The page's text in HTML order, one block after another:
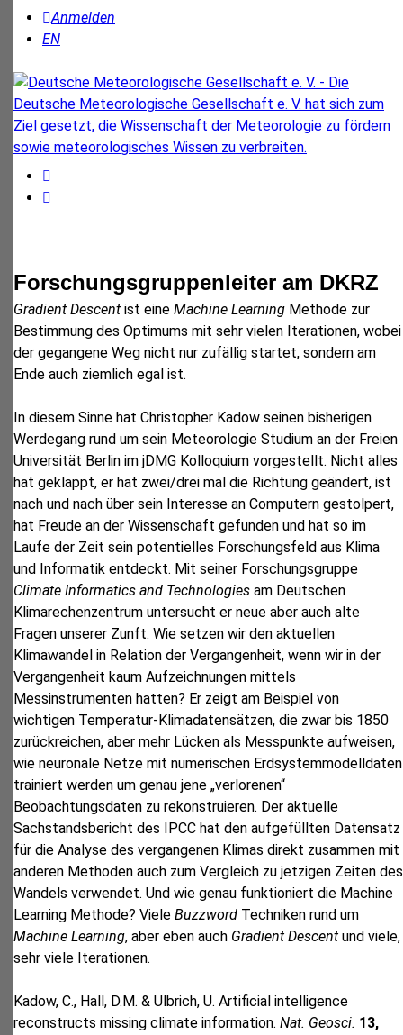
Anmelden
EN
Forschungsgruppenleiter am DKRZ
Gradient Descent ist eine Machine Learning Methode zur
Bestimmung des Optimums mit sehr vielen Iterationen, wobei
der gegangene Weg nicht nur zufällig startet, sondern am
Ende auch ziemlich egal ist.
In diesem Sinne hat Christopher Kadow seinen bisherigen
Werdegang rund um sein Meteorologie Studium an der Freien
Universität Berlin im jDMG Kolloquium vorgestellt. Nicht alles
hat geklappt, er hat zwei/drei mal die Richtung geändert, ist
nach und nach über sein Interesse an Computern gestolpert,
hat Freude an der Wissenschaft gefunden und hat so im
Laufe der Zeit sein potentielles Forschungsfeld aus Klima
und Informatik entdeckt. Mit seiner Forschungsgruppe
Climate Informatics and Technologies am Deutschen
Klimarechenzentrum untersucht er neue aber auch alte
Fragen unserer Zunft. Wie setzen wir den aktuellen
Klimawandel in Relation der Vergangenheit, wenn wir in der
Vergangenheit kaum Aufzeichnungen mittels
Messinstrumenten hatten? Er zeigt am Beispiel von
wichtigen Temperatur-Klimadatensätzen, die zwar bis 1850
zurückreichen, aber mehr Lücken als Messpunkte aufweisen,
wie neuronale Netze mit numerischen Erdsystemmodelldaten
trainiert werden um genau jene „verlorenen“
Beobachtungsdaten zu rekonstruieren. Der aktuelle
Sachstandsbericht des IPCC hat den aufgefüllten Datensatz
für die Analyse des vergangenen Klimas direkt zusammen mit
anderen Methoden auch zum Vergleich zu jetzigen Zeiten des
Wandels verwendet. Und wie genau funktioniert die Machine
Learning Methode? Viele Buzzword Techniken rund um
Machine Learning, aber eben auch Gradient Descent und viele,
sehr viele Iterationen.
Kadow, C., Hall, D.M. & Ulbrich, U. Artificial intelligence
reconstructs missing climate information. Nat. Geosci. 13,